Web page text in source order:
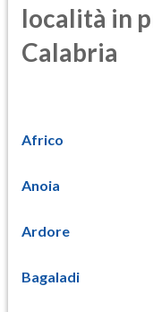
località in
Calabria
Africo
Anoia
Ardore
Bagaladi